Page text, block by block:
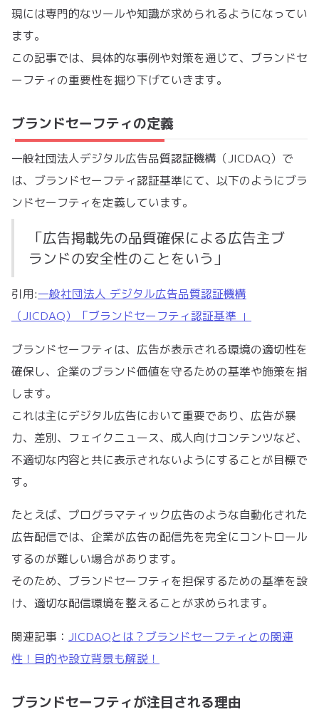
現には専門的なツールや知識が求められるようになってい
ます。
この記事では、具体的な事例や対策を通じて、ブランドセ
ーフティの重要性を掘り下げていきます。
ブランドセーフティの定義
一般社団法人デジタル広告品質認証機構（JICDAQ）で
は、ブランドセーフティ認証基準にて、以下のようにブラ
ンドセーフティを定義しています。
「広告掲載先の品質確保による広告主ブ
ランドの安全性のことをいう」
引用:⼀般社団法⼈ デジタル広告品質認証機構
（JICDAQ）「ブランドセーフティ認証基準 」
ブランドセーフティは、広告が表示される環境の適切性を
確保し、企業のブランド価値を守るための基準や施策を指
します。
これは主にデジタル広告において重要であり、広告が暴
力、差別、フェイクニュース、成人向けコンテンツなど、
不適切な内容と共に表示されないようにすることが目標で
す。
たとえば、プログラマティック広告のような自動化された
広告配信では、企業が広告の配信先を完全にコントロール
するのが難しい場合があります。
そのため、ブランドセーフティを担保するための基準を設
け、適切な配信環境を整えることが求められます。
関連記事： JICDAQとは？ブランドセーフティとの関連
性！目的や設立背景も解説！
ブランドセーフティが注目される理由